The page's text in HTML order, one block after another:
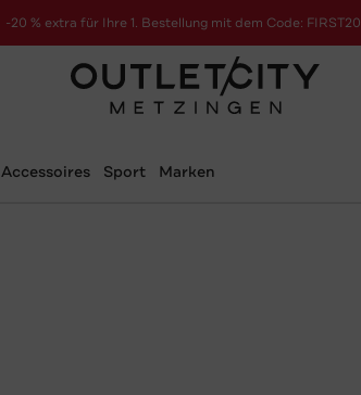
-20 % extra für Ihre 1. Bestellung mit dem Code: FIRST20
Accessoires Sport Marken